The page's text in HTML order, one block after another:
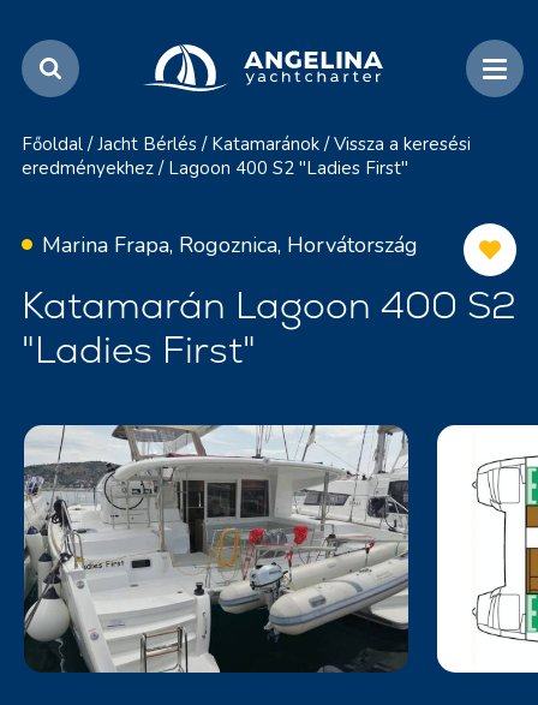
Főoldal / Jacht Bérlés / Katamaránok / Vissza a keresési
eredményekhez / Lagoon 400 S2 "Ladies First"
Marina Frapa, Rogoznica, Horvátország
Katamarán Lagoon 400 S2
"Ladies First"